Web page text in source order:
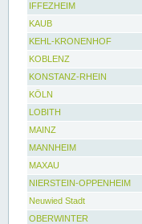
IFFEZHEIM
KAUB
KEHL-KRONENHOF
KOBLENZ
KONSTANZ-RHEIN
KÖLN
LOBITH
MAINZ
MANNHEIM
MAXAU
NIERSTEIN-OPPENHEIM
Neuwied Stadt
OBERWINTER